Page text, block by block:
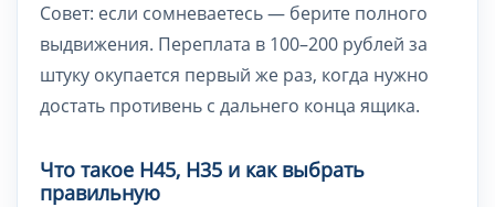
Совет: если сомневаетесь — берите полного
выдвижения. Переплата в 100–200 рублей за
штуку окупается первый же раз, когда нужно
достать противень с дальнего конца ящика.
Что такое H45, H35 и как выбрать
правильную